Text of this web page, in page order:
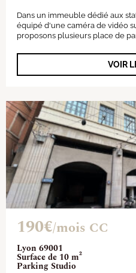
Dans un immeuble dédié aux
équipé d'une caméra de vidéo
proposons plusieurs place de
VOIR
Lyon 69001
Surface de 10 m²
Parking Studio
190€/mois CC